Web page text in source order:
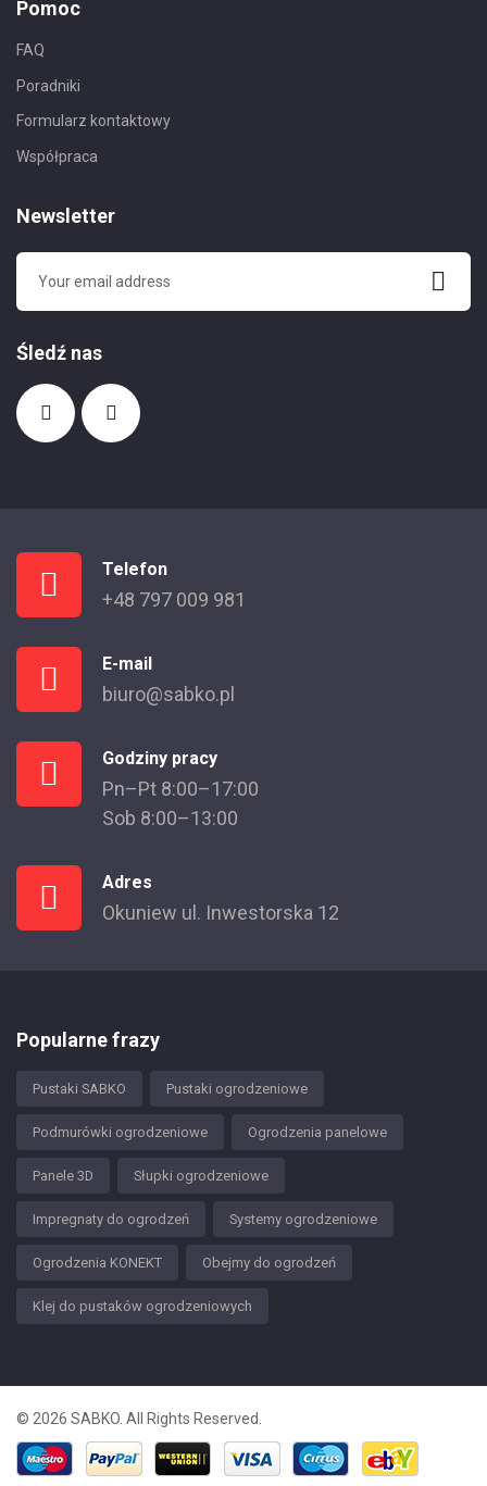
Pomoc
FAQ
Poradniki
Formularz kontaktowy
Współpraca
Newsletter
Śledź nas
Telefon
+48 797 009 981
E-mail
biuro@sabko.pl
Godziny pracy
Pn–Pt 8:00–17:00
Sob 8:00–13:00
Adres
Okuniew ul. Inwestorska 12
Popularne frazy
Pustaki SABKO Pustaki ogrodzeniowe
Podmurówki ogrodzeniowe Ogrodzenia panelowe
Panele 3D Słupki ogrodzeniowe
Impregnaty do ogrodzeń Systemy ogrodzeniowe
Ogrodzenia KONEKT Obejmy do ogrodzeń
Klej do pustaków ogrodzeniowych
© 2026 SABKO. All Rights Reserved.